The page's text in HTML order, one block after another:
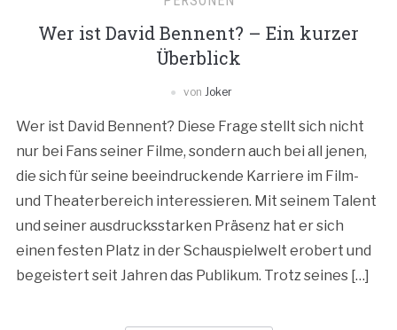
Wer ist David Bennent? – Ein kurzer
Überblick
von Joker
Wer ist David Bennent? Diese Frage stellt sich nicht
nur bei Fans seiner Filme, sondern auch bei all jenen,
die sich für seine beeindruckende Karriere im Film-
und Theaterbereich interessieren. Mit seinem Talent
und seiner ausdrucksstarken Präsenz hat er sich
einen festen Platz in der Schauspielwelt erobert und
begeistert seit Jahren das Publikum. Trotz seines […]